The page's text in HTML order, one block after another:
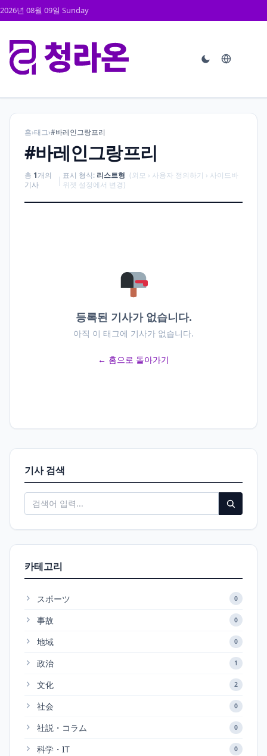
2026년 08월 09일 Sunday
홈›태그›#바레인그랑프리
#바레인그랑프리
총 1개의
기사
| 표시 형식: 리스트형 (외모 › 사용자 정의하기 › 사이드바
위젯 설정에서 변경)
등록된 기사가 없습니다.
아직 이 태그에 기사가 없습니다.
← 홈으로 돌아가기
기사 검색
카테고리
スポーツ 0
事故 0
地域 0
政治 1
文化 2
社会 0
社説・コラム 0
科学・IT 0